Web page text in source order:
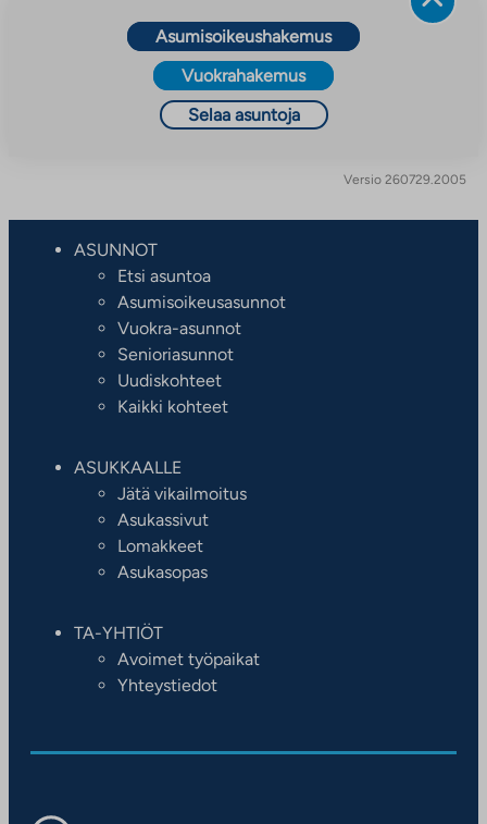
Asumisoikeushakemus
Vuokrahakemus
Selaa asuntoja
Versio 260729.2005
ASUNNOT
Etsi asuntoa
Asumisoikeusasunnot
Vuokra-asunnot
Senioriasunnot
Uudiskohteet
Kaikki kohteet
ASUKKAALLE
Jätä vikailmoitus
Asukassivut
Lomakkeet
Asukasopas
TA-YHTIÖT
Avoimet työpaikat
Yhteystiedot